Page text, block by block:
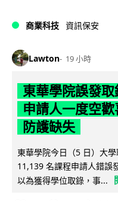
商業科技 資訊保安
Lawton 19 小時
東華學院誤發取
申請人一度空
防護缺失
東華學院今日（5 日）大
11,139 名課程申請人錯誤
以為獲得學位取錄，事...